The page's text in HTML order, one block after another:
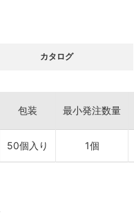
カタログ
包装 最小発注数量
50個入り 1個